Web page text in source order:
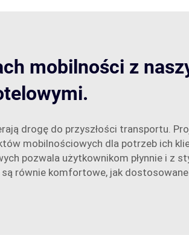
mobilności z
drogę do przyszłości transportu.
mobilnościowych dla potrzeb ich
pozwala użytkownikom płynnie i z
równie komfortowe, jak